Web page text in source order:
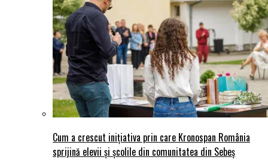
Cum a crescut inițiativa prin care Kronospan România
sprijină elevii și școlile din comunitatea din Sebeș